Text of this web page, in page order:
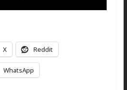
X Reddit
WhatsApp